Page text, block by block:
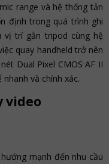
range và hệ thống tản
định trong quá trình ghi
vị trí gắn tripod cùng hệ
quay handheld trở nên
Dual Pixel CMOS AF II
và chính xác.
video
mạnh đến nhu cầu